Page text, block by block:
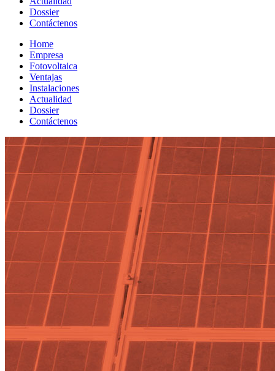
Dossier
Contáctenos
Home
Empresa
Fotovoltaica
Ventajas
Instalaciones
Actualidad
Dossier
Contáctenos